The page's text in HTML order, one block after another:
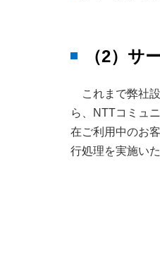
（2）サ
これまで弊社
ら、NTTコミュ
在ご利用中のお
行処理を実施いた